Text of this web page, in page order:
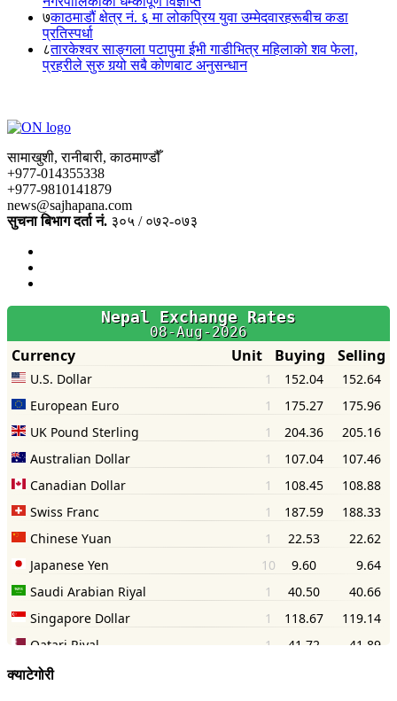
७काठमाडौं क्षेत्र नं. ६ मा लोकप्रिय युवा उम्मेदवारहरूबीच कडा
प्रतिस्पर्धा
८तारकेश्वर साङ्गला पटापुमा ईभी गाडीभित्र महिलाको शव फेला,
प्रहरीले सुरु गर्‍यो सबै कोणबाट अनुसन्धान
सामाखुशी, रानीबारी, काठमाण्डौँ
+977-014355338
+977-9810141879
news@sajhapana.com
सुचना बिभाग दर्ता नं. ३०५ / ०७२-०७३
क्याटेगोरी